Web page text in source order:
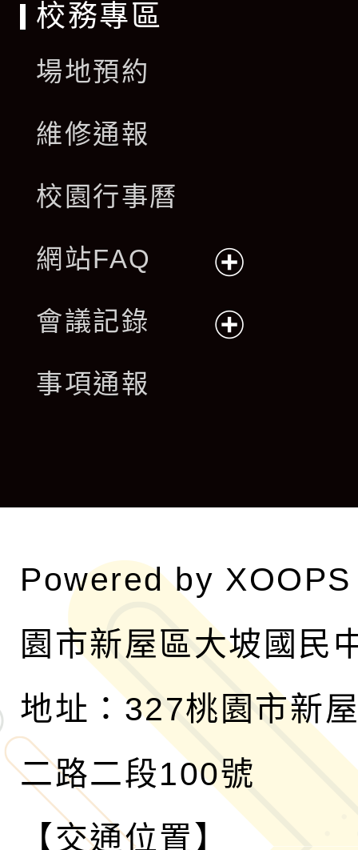
校務專區
場地預約
維修通報
校園行事曆
網站FAQ
開
會議記錄
單
事項通報
Powered by XOOPS
園市新屋區大坡國民
地址：327桃園市新
二路二段100號
【交通位置】